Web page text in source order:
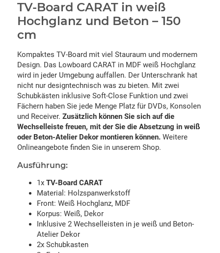
TV-Board CARAT in weiß
Hochglanz und Beton – 150
cm
Kompaktes TV-Board mit viel Stauraum und modernem
Design. Das Lowboard CARAT in MDF weiß Hochglanz
wird in jeder Umgebung auffallen. Der Unterschrank hat
nicht nur designtechnisch was zu bieten. Mit zwei
Schubkästen inklusive Soft-Close Funktion und zwei
Fächern haben Sie jede Menge Platz für DVDs, Konsolen
und Receiver. Zusätzlich können Sie sich auf die
Wechselleiste freuen, mit der Sie die Absetzung in weiß
oder Beton-Atelier Dekor montieren können. Weitere
Onlineangebote finden Sie in unserem Shop.
Ausführung:
1x TV-Board CARAT
Material: Holzspanwerkstoff
Front: Weiß Hochglanz, MDF
Korpus: Weiß, Dekor
Inklusive 2 Wechselleisten in je weiß und Beton-
Atelier Dekor
2x Schubkasten